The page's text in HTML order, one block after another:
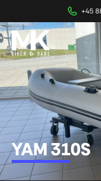
+45
YAM 310S